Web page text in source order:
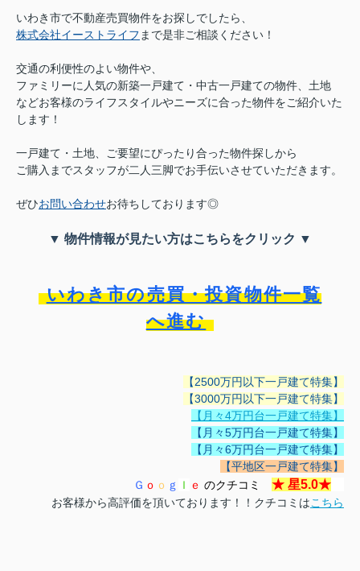
いわき市で不動産売買物件をお探しでしたら、
株式会社イーストライフ まで是非ご相談ください！
交通の利便性のよい物件や、
ファミリーに人気の新築一戸建て・中古一戸建ての物件、土地
などお客様のライフスタイルやニーズに合った物件をご紹介いた
します！
一戸建て・土地、ご要望にぴったり合った物件探しから
ご購入までスタッフが二人三脚でお手伝いさせていただきます。
ぜひお問い合わせお待ちしております◎
▼ 物件情報が見たい方はこちらをクリック ▼
いわき市の売買・投資物件一覧
へ進む
【2500万円以下一戸建て特集】
【3000万円以下一戸建て特集】
【月々4万円台一戸建て特集】
【月々5万円台一戸建て特集】
【月々6万円台一戸建て特集】
【平地区一戸建て特集】
Ｇ ｏ ｏ ｇ ｌ ｅ のクチコミ ★ 星5.0★
お客様から高評価を頂いております！！クチコミはこちら